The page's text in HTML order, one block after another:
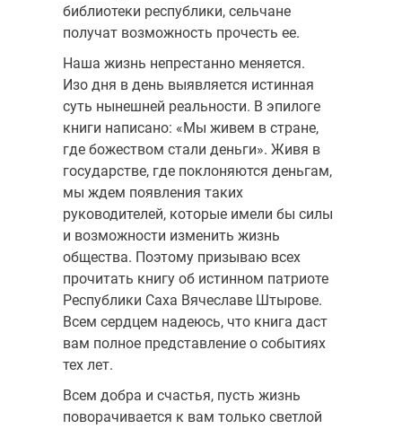
библиотеки республики, сельчане
получат возможность прочесть ее.
Наша жизнь непрестанно меняется.
Изо дня в день выявляется истинная
суть нынешней реальности. В эпилоге
книги написано: «Мы живем в стране,
где божеством стали деньги». Живя в
государстве, где поклоняются деньгам,
мы ждем появления таких
руководителей, которые имели бы силы
и возможности изменить жизнь
общества. Поэтому призываю всех
прочитать книгу об истинном патриоте
Республики Саха Вячеславе Штырове.
Всем сердцем надеюсь, что книга даст
вам полное представление о событиях
тех лет.
Всем добра и счастья, пусть жизнь
поворачивается к вам только светлой